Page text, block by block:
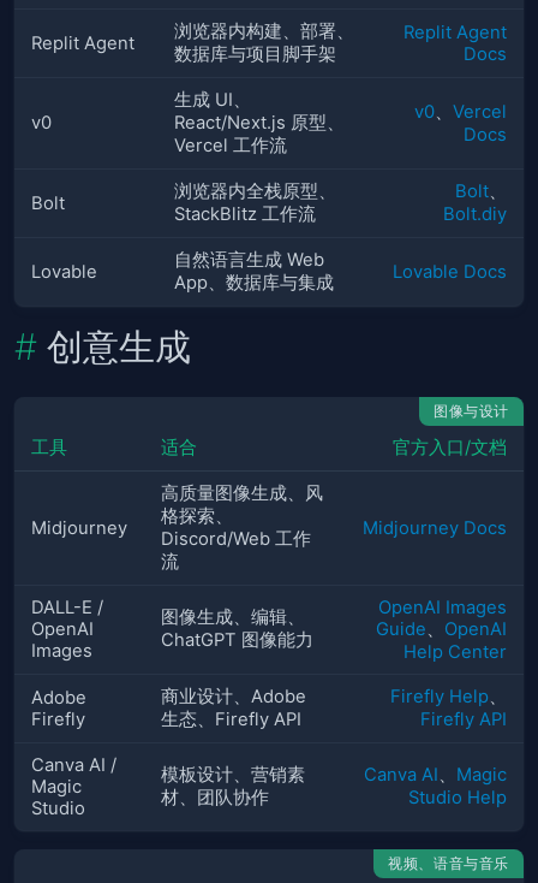
Replit Agent
浏览器内构建、部署、
数据库与项目脚手架
Replit Agent
Docs
v0
生成 UI、
React/Next.js 原型、
Vercel 工作流
v0、 Vercel
Docs
Bolt
浏览器内全栈原型、
StackBlitz 工作流
Bolt、
Bolt.diy
Lovable
自然语言生成 Web
App、数据库与集成
Lovable Docs
创意生成
图像与设计
工具 适合 官方入口/文档
Midjourney
高质量图像生成、风
格探索、
Discord/Web 工作
流
Midjourney Docs
DALL-E /
OpenAI
Images
图像生成、编辑、
ChatGPT 图像能力
OpenAI Images
Guide、 OpenAI
Help Center
Adobe
Firefly
商业设计、Adobe
生态、Firefly API
Firefly Help、
Firefly API
Canva AI /
Magic
Studio
模板设计、营销素
材、团队协作
Canva AI 、 Magic
Studio Help
视频、语音与音乐